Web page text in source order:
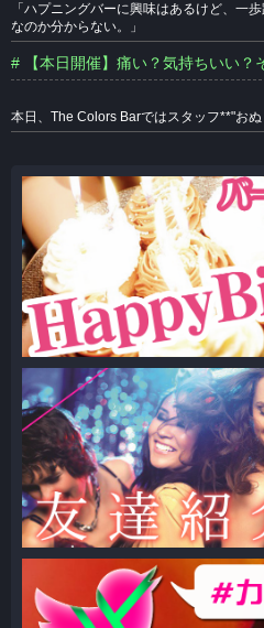
「ハプニングバーに興味はあるけど、一歩踏み出せ
なのか分からない。」
本日、The Colors Barではスタッフ**"お